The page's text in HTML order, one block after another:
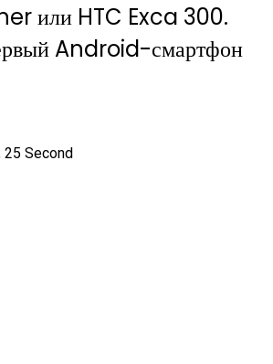
или HTC Exca 300.
Android-смартфон
25 Second